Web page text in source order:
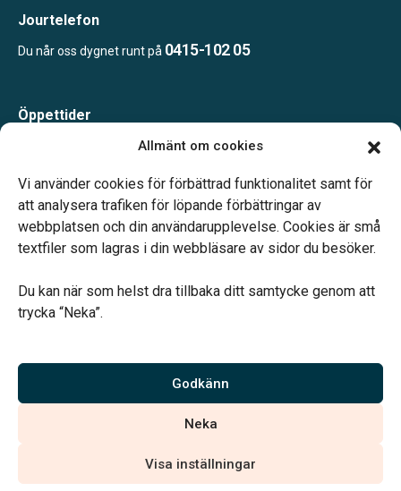
Allmänt om cookies
Vi använder cookies för förbättrad funktionalitet samt för
att analysera trafiken för löpande förbättringar av
webbplatsen och din användarupplevelse. Cookies är små
textfiler som lagras i din webbläsare av sidor du besöker.
Du kan när som helst dra tillbaka ditt samtycke genom att
trycka “Neka”.
Godkänn
Neka
Visa inställningar
Jourtelefon
Du når oss dygnet runt på 0415-102 05
Öppettider
Måndag-Torsdag 09.00-15.00
Telefonjour dygnet runt.
Vårt systerbolag Verahill hjälper dig med familjejuridiken –
Vi är auktoriserade av Sveriges Begravningsbyråers Förbund och
har högt ställda krav på utbildning, kvalitet, miljö och arbetsmiljö.